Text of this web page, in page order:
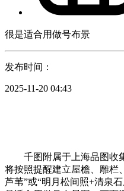
很是适合用做号布景
发布时间：
2025-11-20 04:43
千图附属于上海品图收集
将按照提醒建立屋檐、雕栏
芦苇”或“明月松间照+清泉